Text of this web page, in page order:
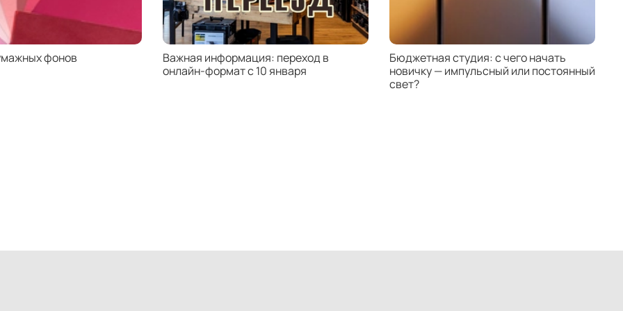
фонов
Важная информация: переход в
онлайн-формат с 10 января
Бюджетная студия: с чего начать
новичку — импульсный или постоянный
свет?